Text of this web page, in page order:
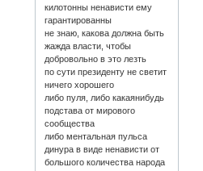
килотонны ненависти ему
гарантированны
не знаю, какова должна быть
жажда власти, чтобы
добровольно в это лезть
по сути президенту не светит
ничего хорошего
либо пуля, либо какаянибудь
подстава от мирового
сообщества
либо ментальная пульса
динура в виде ненависти от
большого количества народа